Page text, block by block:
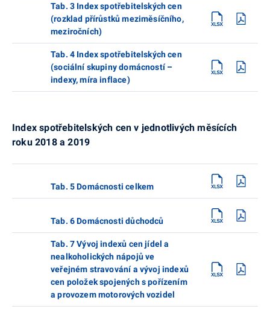
Tab. 3 Index spotřebitelských cen
(rozklad přírůstků meziměsíčního,
meziročních)
Tab. 4 Index spotřebitelských cen
(sociální skupiny domácností –
indexy, míra inflace)
Index spotřebitelských cen v jednotlivých měsících
roku 2018 a 2019
Tab. 5 Domácnosti celkem
Tab. 6 Domácnosti důchodců
Tab. 7 Vývoj indexů cen jídel a
nealkoholických nápojů ve
veřejném stravování a vývoj indexů
cen položek spojených s pořízením
a provozem motorových vozidel